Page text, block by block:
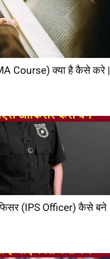
Course) क्या है कैसे करे |
(IPS Officer) कैसे बने